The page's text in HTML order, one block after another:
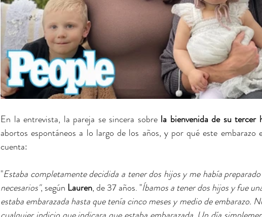
En la entrevista, la pareja se sincera sobre la bienvenida de su tercer
abortos espontáneos a lo largo de los años, y por qué este embarazo
cuenta:
"Estaba completamente decidida a tener dos hijos y me había
necesarios", según Lauren, de 37 años. "Íbamos a tener dos hijos y fue
estaba embarazada hasta que tenía cinco meses y medio de embarazo.